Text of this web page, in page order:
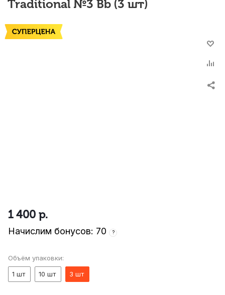
Traditional №3 Bb (3 шт)
1 400 р.
Начислим бонусов: 70 ?
Объём упаковки:
1 шт
10 шт 3 шт